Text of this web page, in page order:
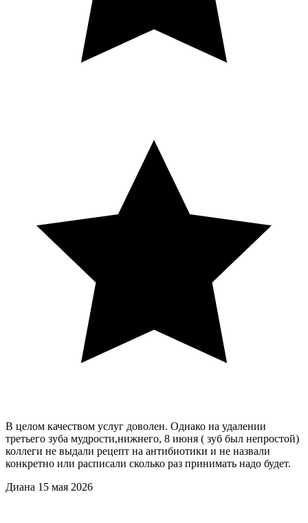
В целом качеством услуг доволен. Однако на удалении
третьего зуба мудрости,нижнего, 8 июня ( зуб был непростой)
коллеги не выдали рецепт на антибиотики и не назвали
конкретно или расписали сколько раз принимать надо будет.
Диана 15 мая 2026